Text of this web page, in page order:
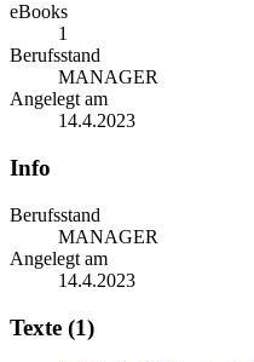
eBooks
1
Berufsstand
MANAGER
Angelegt am
14.4.2023
Info
Berufsstand
MANAGER
Angelegt am
14.4.2023
Texte (1)